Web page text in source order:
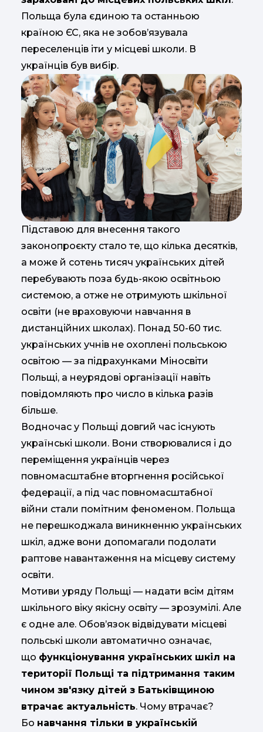
Польща була єдиною та останньою
країною ЄС, яка не зобов’язувала
переселенців іти у місцеві школи. В
українців був вибір.
Підставою для внесення такого
законопроєкту стало те, що кілька десятків,
а може й сотень тисяч українських дітей
перебувають поза будь-якою освітньою
системою, а отже не отримують шкільної
освіти (не враховуючи навчання в
дистанційних школах). Понад 50-60 тис.
українських учнів не охоплені польською
освітою — за підрахунками Міносвіти
Польщі, а неурядові організації навіть
повідомляють про число в кілька разів
більше.
Водночас у Польщі довгий час існують
українські школи. Вони створювалися і до
переміщення українців через
повномасштабне вторгнення російської
федерації, а під час повномасштабної
війни стали помітним феноменом. Польща
не перешкоджала виникненню українських
шкіл, адже вони допомагали подолати
раптове навантаження на місцеву систему
освіти.
Мотиви уряду Польщі — надати всім дітям
шкільного віку якісну освіту — зрозумілі. Але
є одне але. Обов’язок відвідувати місцеві
польські школи автоматично означає,
що функціонування українських шкіл на
території Польщі та підтримання таким
чином зв'язку дітей з Батьківщиною
втрачає актуальність. Чому втрачає?
Бо навчання тільки в українській